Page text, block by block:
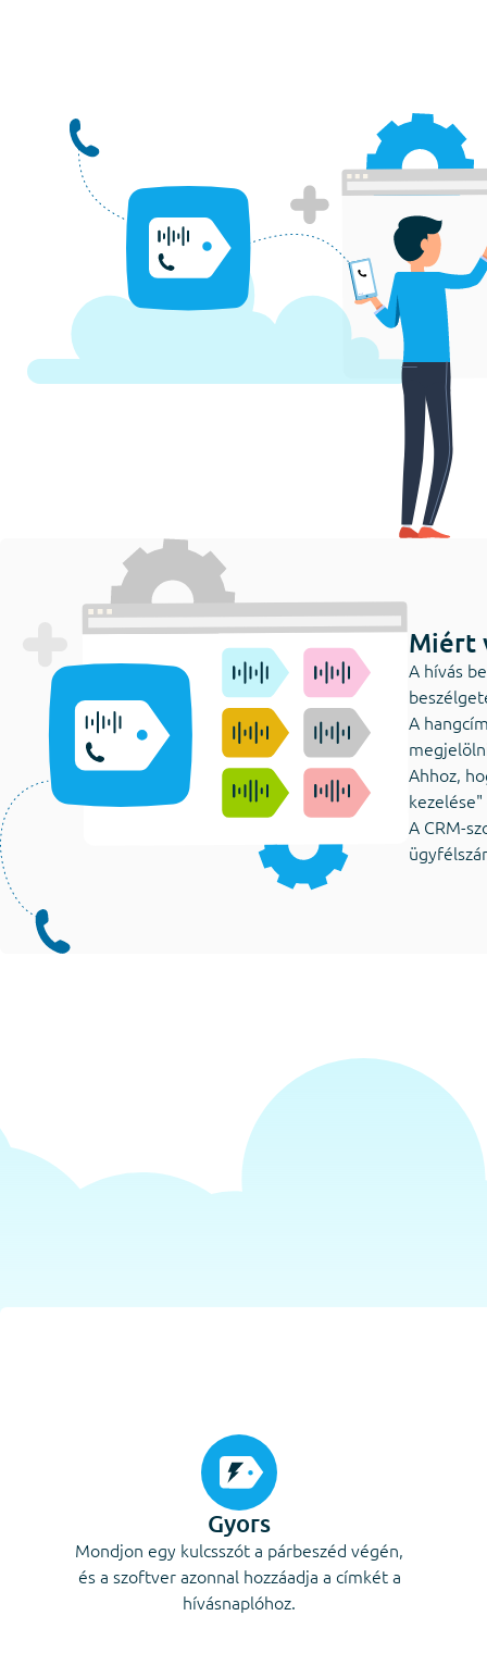
Miért
A hívás
A
Ahhoz,
A CRM-
Gyors
Mondjon egy kulcsszót a párbeszéd végén,
és a szoftver azonnal hozzáadja a címkét a
hívásnaplóhoz.